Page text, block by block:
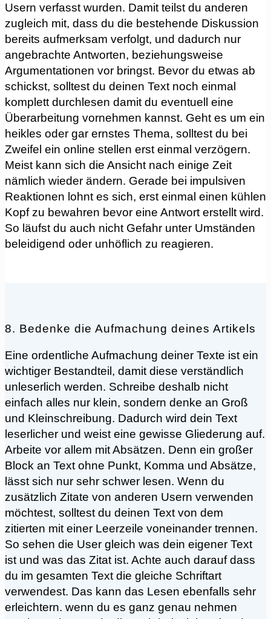
Usern verfasst wurden. Damit teilst du anderen
zugleich mit, dass du die bestehende Diskussion
bereits aufmerksam verfolgt, und dadurch nur
angebrachte Antworten, beziehungsweise
Argumentationen vor bringst. Bevor du etwas ab
schickst, solltest du deinen Text noch einmal
komplett durchlesen damit du eventuell eine
Überarbeitung vornehmen kannst. Geht es um ein
heikles oder gar ernstes Thema, solltest du bei
Zweifel ein online stellen erst einmal verzögern.
Meist kann sich die Ansicht nach einige Zeit
nämlich wieder ändern. Gerade bei impulsiven
Reaktionen lohnt es sich, erst einmal einen kühlen
Kopf zu bewahren bevor eine Antwort erstellt wird.
So läufst du auch nicht Gefahr unter Umständen
beleidigend oder unhöflich zu reagieren.
8. Bedenke die Aufmachung deines Artikels
eine ordentliche Aufmachung deiner Texte ist ein
wichtiger Bestandteil, damit diese verständlich
unleserlich werden. Schreibe deshalb nicht
einfach alles nur klein, sondern denke an Groß
und Kleinschreibung. Dadurch wird dein Text
leserlicher und weist eine gewisse Gliederung auf.
Arbeite vor allem mit Absätzen. Denn ein großer
Block an Text ohne Punkt, Komma und Absätze,
lässt sich nur sehr schwer lesen. Wenn du
zusätzlich Zitate von anderen Usern verwenden
möchtest, solltest du deinen Text von dem
zitierten mit einer Leerzeile voneinander trennen.
So sehen die User gleich was dein eigener Text
ist und was das Zitat ist. Achte auch darauf dass
du im gesamten Text die gleiche Schriftart
verwendest. Das kann das Lesen ebenfalls sehr
erleichtern. wenn du es ganz genau nehmen